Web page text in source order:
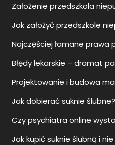
Założenie przedszkola
Jak założyć przedszkole
Najczęściej łamane prawa
Błędy lekarskie – dramat
Projektowanie i budowa
Jak dobierać suknie ślubne?
Czy psychiatra online
Jak kupić suknie ślubną i